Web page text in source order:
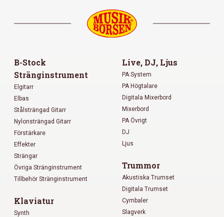
B-Stock
Stränginstrument
Elgitarr
Elbas
Stålsträngad Gitarr
Nylonsträngad Gitarr
Förstärkare
Effekter
Strängar
Övriga Stränginstrument
Tillbehör Stränginstrument
Klaviatur
Synth
Live, DJ, Ljus
PA System
PA Högtalare
Digitala Mixerbord
Mixerbord
PA Övrigt
DJ
Ljus
Trummor
Akustiska Trumset
Digitala Trumset
Cymbaler
Slagverk